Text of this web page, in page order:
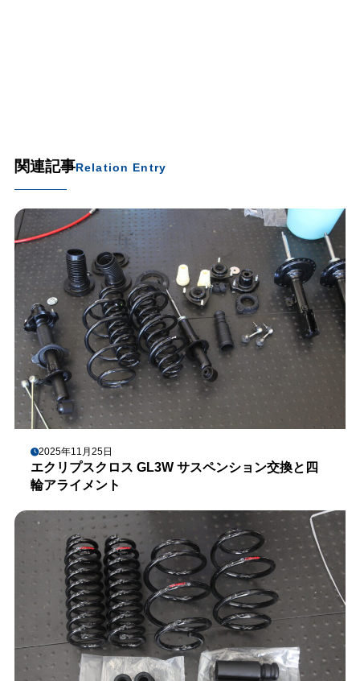
関連記事Relation Entry
2025年11月25日
エクリプスクロス GL3W サスペンション交換と四
輪アライメント